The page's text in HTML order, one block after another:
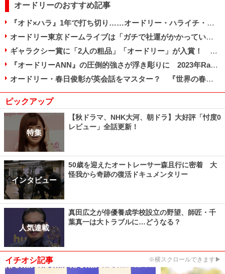
オードリーのおすすめ記事
『オド×ハラ』1年で打ち切り……オードリー・ハライチ・佐久間という“期待値”
オードリー東京ドームライブは「ガチで社運がかかっていた」ニッポン放送社長の覚悟を明かす
ギャラクシー賞に「2人の粗品」「オードリー」が入賞！ ダブル受賞の春日俊彰は何を語るか
『オードリーANN』の圧倒的強さが浮き彫りに 2023年Radikoランキング発表
オードリー・春日俊彰が英会話をマスター？ 『世界の春日プロジェクト』の本気度
ピックアップ
特集
【秋ドラマ、NHK大河、朝ドラ】大好評「忖度0
レビュー」全話更新！
インタビュー
50歳を迎えたオートレーサー森且行に密着 大
怪我から奇跡の復活ドキュメンタリー
人気連載
真田広之が俳優養成学校設立の野望、師匠・千
葉真一は大トラブルに…どうなる？
イチオシ記事 ※横スクロールできます▶